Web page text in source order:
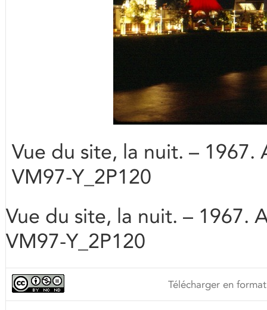
Vue du site, la nuit. –
VM97-Y_2P120
Vue du site, la nuit. – 1967.
VM97-Y_2P120
Télécharger en